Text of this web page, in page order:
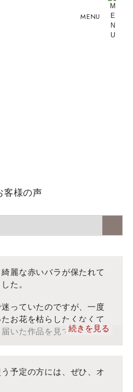
MENU
客様の声
麗な赤いバラが保たれて
た。
っていたのですが、一度
お花を枯らしたくなくて
いた作品を見て、期待以
いバラが保たれていて非
、今後、ずっと大切に飾
りがとうございまし
続きを見る
予定の方には、ぜひ、オ